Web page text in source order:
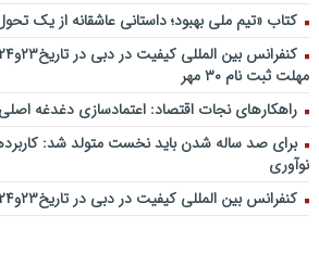
کتاب «تیم ملی بهبود؛ داستانی عاشقانه از یک
مهلت ثبت نام ۳۰ مهر
راهکارهای نجات اقتصاد: اعتمادسازی دغدغه
برای صد ساله شدن باید نخست متولد شد:
نوآوری
کنفرانس بین المللی کیفیت در دبی در تاریخ۲۳و۲۴ آبان ۹۷ با تخفیف ویژه